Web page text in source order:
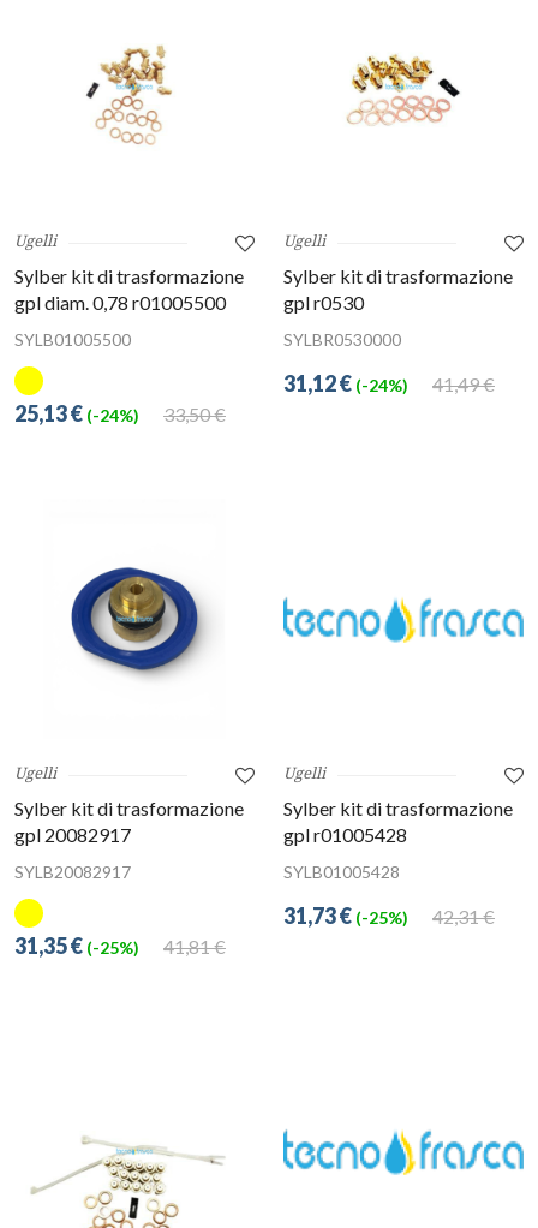
Ugelli
Sylber kit di trasformazione
gpl diam. 0,78 r01005500
SYLB01005500
33,50 €
25,13 € (-24%)
Ugelli
Sylber kit di trasformazione
gpl r0530
SYLBR0530000
41,49 €
31,12 € (-24%)
Ugelli
Sylber kit di trasformazione
gpl 20082917
SYLB20082917
41,81 €
31,35 € (-25%)
Ugelli
Sylber kit di trasformazione
gpl r01005428
SYLB01005428
42,31 €
31,73 € (-25%)